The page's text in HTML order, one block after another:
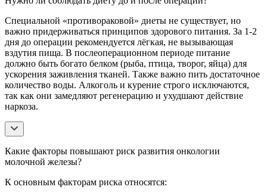
Специальной «противораковой» диеты не существует, но
важно придерживаться принципов здорового питания. За 1-2
дня до операции рекомендуется лёгкая, не вызывающая
вздутия пища. В послеоперационном периоде питание
должно быть богато белком (рыба, птица, творог, яйца) для
ускорения заживления тканей. Также важно пить достаточное
количество воды. Алкоголь и курение строго исключаются,
так как они замедляют регенерацию и ухудшают действие
наркоза.
Какие факторы повышают риск развития онкологии
молочной железы?
К основным факторам риска относятся: